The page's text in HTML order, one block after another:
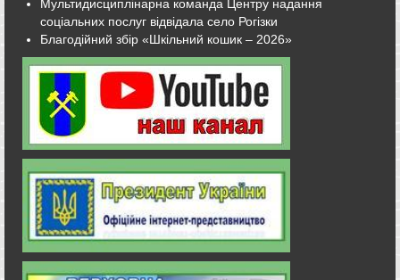
Мультидисциплінарна команда Центру надання
соціальних послуг відвідала село Рогізки
Благодійний збір «Шкільний кошик – 2026»